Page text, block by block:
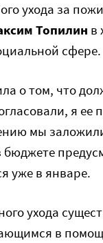
ухода за
Топилин в
сфере.
о том, что
я
мы
бюджете
уже в январе.
ухода
в